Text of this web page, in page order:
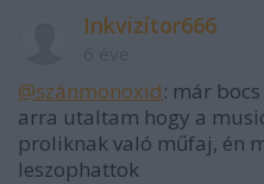
Inkvizítor666
@szánmonoxid: már
arra utaltam hogy a
proliknak való műfaj, én
leszophattok